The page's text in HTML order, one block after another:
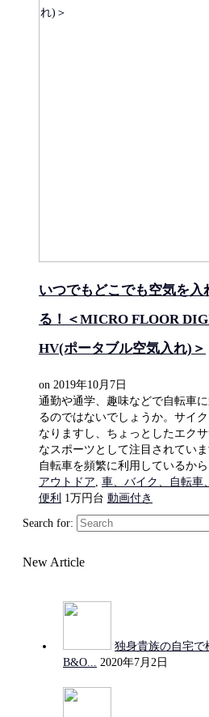
いつでもどこでも空気を入
る！＜MICRO FLOOR
HV(ポータブル空気入れ)＞
on 2019年10月7日
通勤や通学、趣味などで自転車
るのではないでしょうか。サイ
なりますし、ちょっとしたエク
なスポーツとして注目されてい
自転車を頻繁に利用しているか
アウトドア, 車、バイク、自転車
便利 1万円台 動画付き
Search for:
New Article
独身貴族の自宅で
B&O...
2020年7月2日